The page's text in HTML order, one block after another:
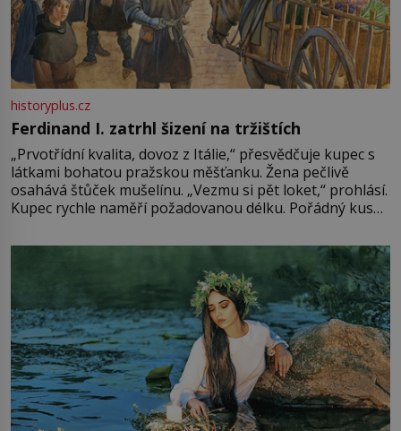
historyplus.cz
Ferdinand I. zatrhl šizení na tržištích
„Prvotřídní kvalita, dovoz z Itálie,“ přesvědčuje kupec s
látkami bohatou pražskou měšťanku. Žena pečlivě
osahává štůček mušelínu. „Vezmu si pět loket,“ prohlásí.
Kupec rychle naměří požadovanou délku. Pořádný kus
milostpaní. Stačí jenom na sukni,“ zhodnotí švadlena
množství růžového mušelínu. „Ošidili vás, podívejte.“
Vezme do ruky dřevěnou